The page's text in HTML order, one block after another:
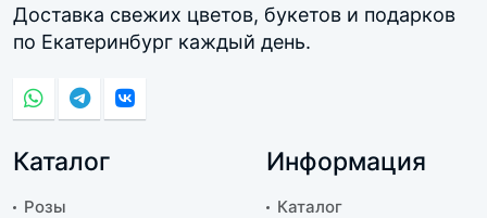
Доставка свежих цветов, букетов и подарков
по Екатеринбург каждый день.
Каталог
Розы
Информация
Каталог